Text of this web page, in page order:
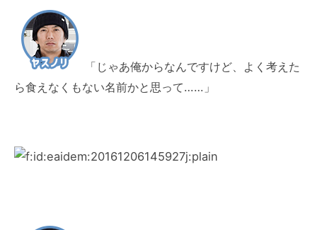
「じゃあ俺からなんですけど、よく考えた
ら食えなくもない名前かと思って……」